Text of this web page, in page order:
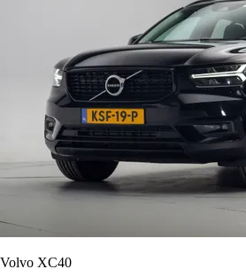
Volvo XC40